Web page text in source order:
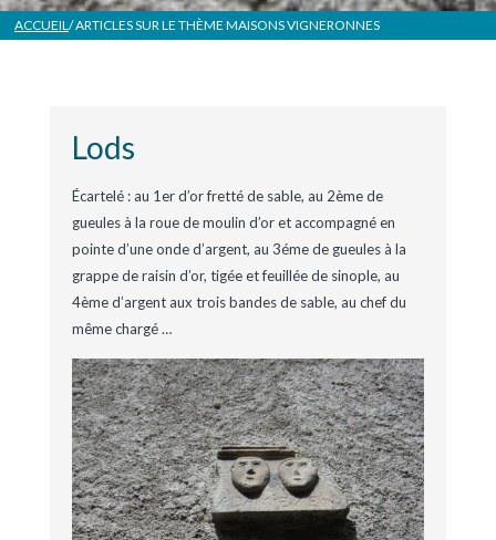
ACCUEIL/ ARTICLES SUR LE THÈME MAISONS VIGNERONNES
Lods
Écartelé : au 1er d’or fretté de sable, au 2ème de
gueules à la roue de moulin d’or et accompagné en
pointe d’une onde d’argent, au 3éme de gueules à la
grappe de raisin d’or, tigée et feuillée de sinople, au
4ème d’argent aux trois bandes de sable, au chef du
même chargé…